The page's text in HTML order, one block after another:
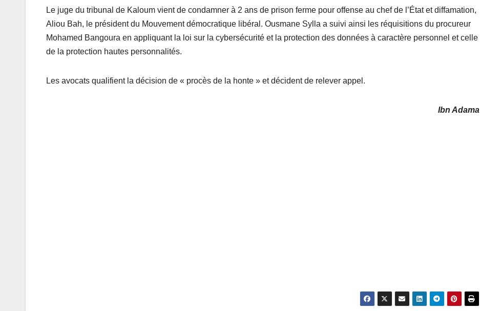
Le juge du tribunal de Kaloum vient de condamner à 2 ans de prison ferme pour offense au chef de l’État et diffamation,
Aliou Bah, le président du Mouvement démocratique libéral. Ousmane Sylla a suivi ainsi les réquisitions du procureur
Mohamed Bangoura en appliquant la loi sur la cybersécurité et la protection des données à caractère personnel et celle
de la protection hautes personnalités.
Les avocats qualifient la décision de « procès de la honte » et décident de relever appel.
Ibn Adama